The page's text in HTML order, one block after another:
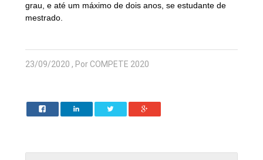
grau, e até um máximo de dois anos, se estudante de
mestrado.
23/09/2020 , Por COMPETE 2020